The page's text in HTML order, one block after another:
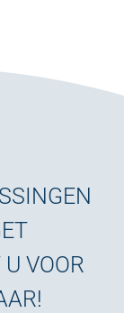
VOOR